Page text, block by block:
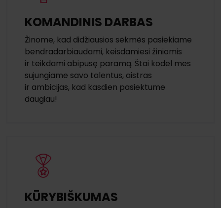
KOMANDINIS DARBAS
Žinome, kad didžiausios sėkmės pasiekiame
bendradarbiaudami, keisdamiesi žiniomis
ir teikdami abipusę paramą. Štai kodėl mes
sujungiame savo talentus, aistras
ir ambicijas, kad kasdien pasiektume
daugiau!
KŪRYBIŠKUMAS